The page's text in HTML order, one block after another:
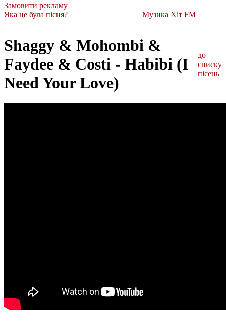
Замовити рекламу
Яка це була пісня?
Музика Хіт FM
Shaggy & Mohombi &
Faydee & Costi - Habibi (I
Need Your Love)
до
списку
пісень